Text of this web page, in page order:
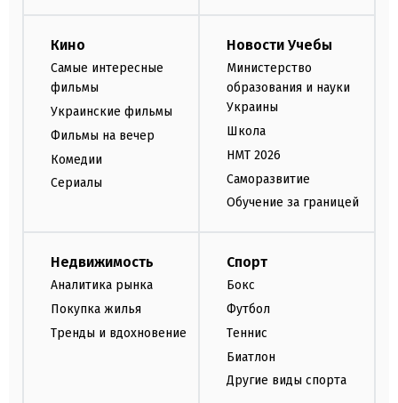
Кино
Самые интересные
фильмы
Украинские фильмы
Фильмы на вечер
Комедии
Сериалы
Новости Учебы
Министерство
образования и науки
Украины
Школа
НМТ 2026
Саморазвитие
Обучение за границей
Недвижимость
Аналитика рынка
Покупка жилья
Тренды и вдохновение
Спорт
Бокс
Футбол
Теннис
Биатлон
Другие виды спорта